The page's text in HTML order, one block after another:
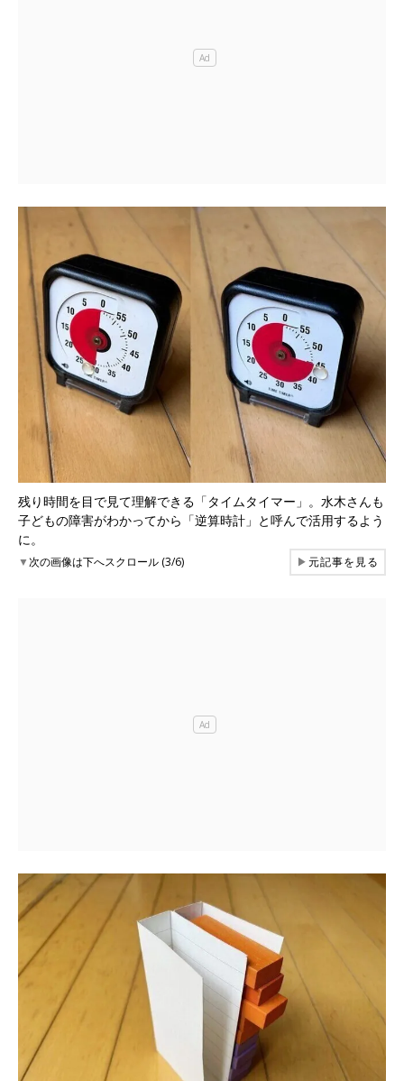
残り時間を目で見て理解できる「タイムタイマー」。水木さんも
子どもの障害がわかってから「逆算時計」と呼んで活用するよう
に。
▼次の画像は下へスクロール (3/6) ▶元記事を見る